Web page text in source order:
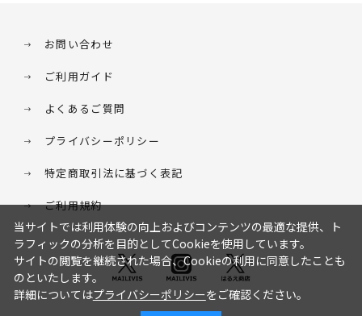
お問い合わせ
ご利用ガイド
よくあるご質問
プライバシーポリシー
特定商取引法に基づく表記
ご利用規約
当サイトでは利用体験の向上およびコンテンツの最適な提供、ト
ラフィックの分析を目的としてCookieを使用しています。
サイトの閲覧を継続された場合、Cookieの利用に同意したことも
のといたします。
詳細についてはプライバシーポリシーをご確認ください。